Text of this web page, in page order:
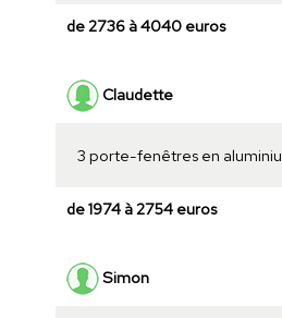
de 2736 à 4040 euros
Claudette
3 porte-fenêtres en
de 1974 à 2754 euros
Simon